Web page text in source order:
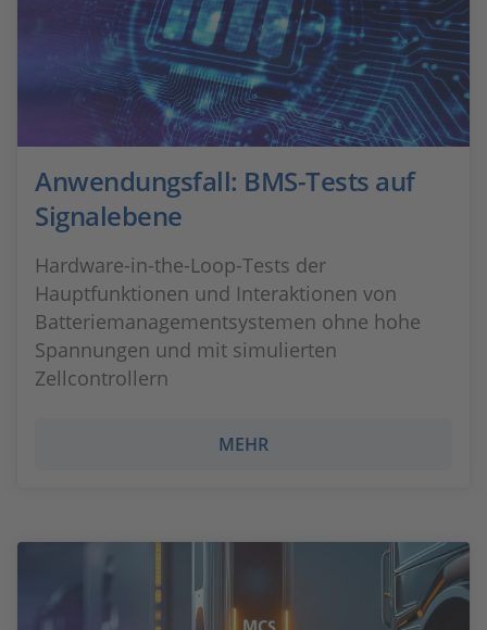
Anwendungsfall: BMS-Tests auf
Signalebene
Hardware-in-the-Loop-Tests der
Hauptfunktionen und Interaktionen von
Batteriemanagementsystemen ohne hohe
Spannungen und mit simulierten
Zellcontrollern
MEHR